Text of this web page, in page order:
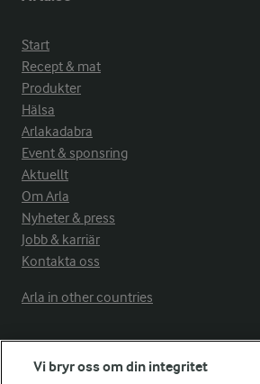
Start
Recept & mat
Produkter
Hälsa
Arlakadabra
Event & sponsring
Aktuellt
Om Arla
Nyheter & press
Jobb & karriär
Kontakta oss
Arla in other countries
Fler Arlasajter
Vi bryr oss om din integritet